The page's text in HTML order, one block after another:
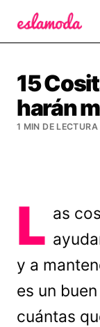
15
harán
1 MIN DE LECTURA
L as
y a
es un
cuántas